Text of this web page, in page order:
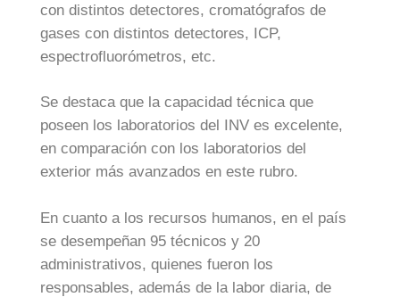
con distintos detectores, cromatógrafos de
gases con distintos detectores, ICP,
espectrofluorómetros, etc.
Se destaca que la capacidad técnica que
poseen los laboratorios del INV es excelente,
en comparación con los laboratorios del
exterior más avanzados en este rubro.
En cuanto a los recursos humanos, en el país
se desempeñan 95 técnicos y 20
administrativos, quienes fueron los
responsables, además de la labor diaria, de